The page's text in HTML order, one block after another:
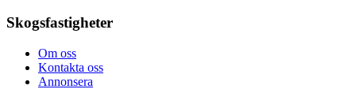
Skogsfastigheter
Om oss
Kontakta oss
Annonsera